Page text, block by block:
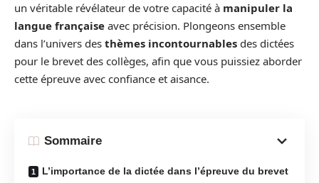
un véritable révélateur de votre capacité à manipuler la
langue française avec précision. Plongeons ensemble
dans l’univers des thèmes incontournables des dictées
pour le brevet des collèges, afin que vous puissiez aborder
cette épreuve avec confiance et aisance.
Sommaire
L’importance de la dictée dans l’épreuve du brevet